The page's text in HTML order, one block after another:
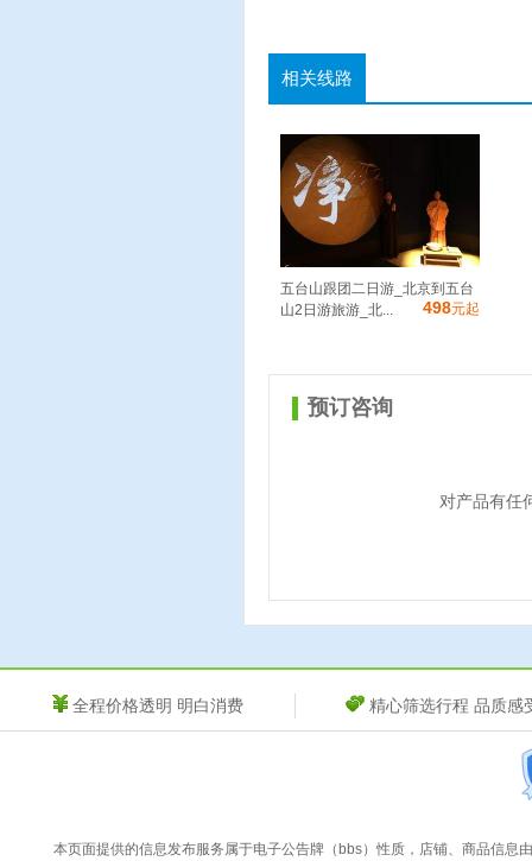
相关线路
五台山跟团二日游_北京到五台
山2日游旅游_北...
498元起
预订咨询
对产品有任
全程价格透明 明白消费 精心筛选行程 品质感
本页面提供的信息发布服务属于电子公告牌（bbs）性质，店铺、商品信